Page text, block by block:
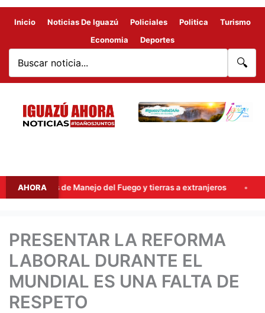
Inicio Noticias De Iguazú Policiales Politica
Turismo
Economia
Deportes
🔍
AHORA
de Manejo del Fuego y tierras a extranjeros El
PRESENTAR LA REFORMA
LABORAL DURANTE EL
MUNDIAL ES UNA FALTA DE
RESPETO